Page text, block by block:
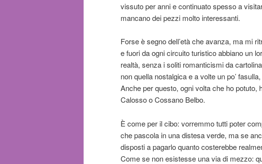
vissuto per anni e continuato spesso a
mancano dei pezzi molto interessanti.
Forse è segno dell’età che avanza, ma mi
e fuori da ogni circuito turistico abbiano un
realtà, senza i soliti romanticismi da
non quella nostalgica e a volte un po’
Anche per questo, ogni volta che ho potuto,
Calosso o Cossano Belbo.
È come per il cibo: vorremmo tutti poter
che pascola in una distesa verde, ma se
disposti a pagarlo quanto costerebbe
Come se non esistesse una via di mezzo: